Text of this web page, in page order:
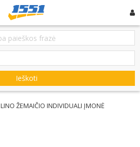
Ieškoti
LINO ŽEMAIČIO INDIVIDUALI ĮMONĖ